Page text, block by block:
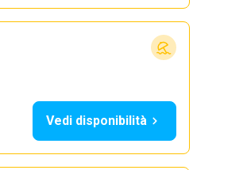
Vedi disponibilità